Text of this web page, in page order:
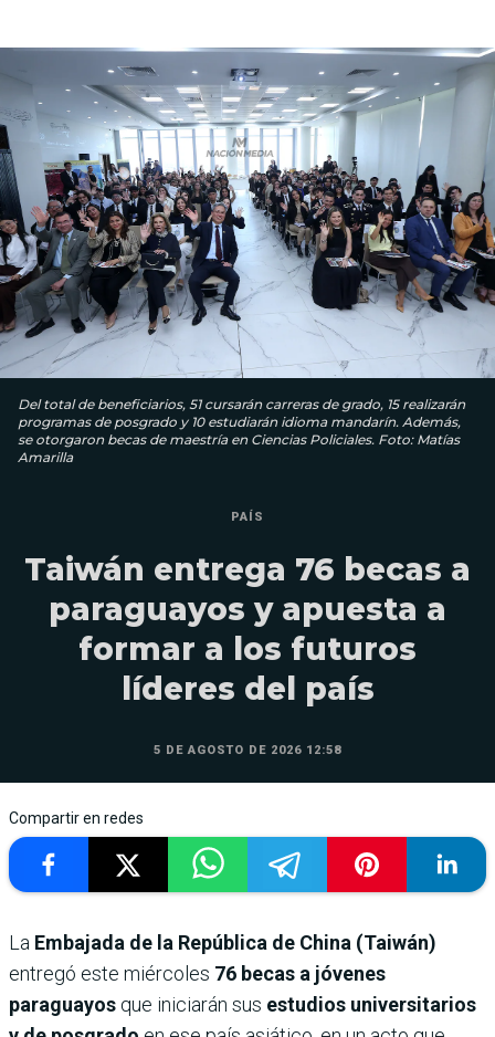
Del total de beneficiarios, 51 cursarán carreras de grado, 15 realizarán
programas de posgrado y 10 estudiarán idioma mandarín. Además,
se otorgaron becas de maestría en Ciencias Policiales. Foto: Matías
Amarilla
PAÍS
Taiwán entrega 76 becas a
paraguayos y apuesta a
formar a los futuros
líderes del país
5 DE AGOSTO DE 2026 12:58
Compartir en redes
La Embajada de la República de China (Taiwán)
entregó este miércoles 76 becas a jóvenes
paraguayos que iniciarán sus estudios universitarios